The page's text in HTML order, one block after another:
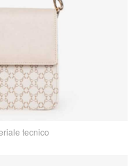
tecnico